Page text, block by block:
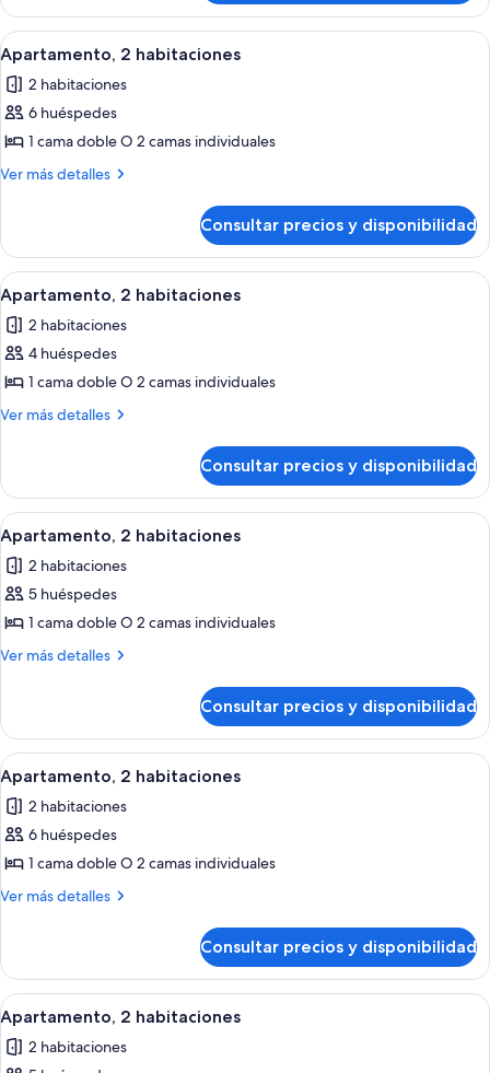
2
habitaciones
Abrir
todas
las
fotos
de
Apartamento,
Tabla de planchar con plancha,
14
Apartamento, 2 habitaciones
2 habitaciones
6 huéspedes
1 cama doble O 2 camas individuales
Ver más detalles
Más
2
habitaciones
Consultar precios y disponibilidad
Abrir
todas
las
fotos
de
Apartamento,
Tabla de planchar con plancha,
14
Apartamento, 2 habitaciones
2 habitaciones
4 huéspedes
1 cama doble O 2 camas individuales
Ver más detalles
Más
2
habitaciones
Consultar precios y disponibilidad
Abrir
todas
las
fotos
de
Apartamento,
Tabla de planchar con plancha,
14
Apartamento, 2 habitaciones
2 habitaciones
5 huéspedes
1 cama doble O 2 camas individuales
Ver más detalles
Más
2
habitaciones
Consultar precios y disponibilidad
Abrir
todas
las
fotos
de
Apartamento,
Tabla de planchar con plancha,
14
Apartamento, 2 habitaciones
2 habitaciones
6 huéspedes
1 cama doble O 2 camas individuales
Ver más detalles
Más
2
habitaciones
Consultar precios y disponibilidad
Abrir
todas
las
Tabla de planchar con plancha,
14
Apartamento, 2 habitaciones
2 habitaciones